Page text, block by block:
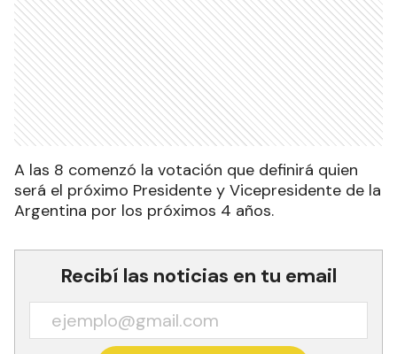
A las 8 comenzó la votación que definirá quien
será el próximo Presidente y Vicepresidente de la
Argentina por los próximos 4 años.
Recibí las noticias en tu email